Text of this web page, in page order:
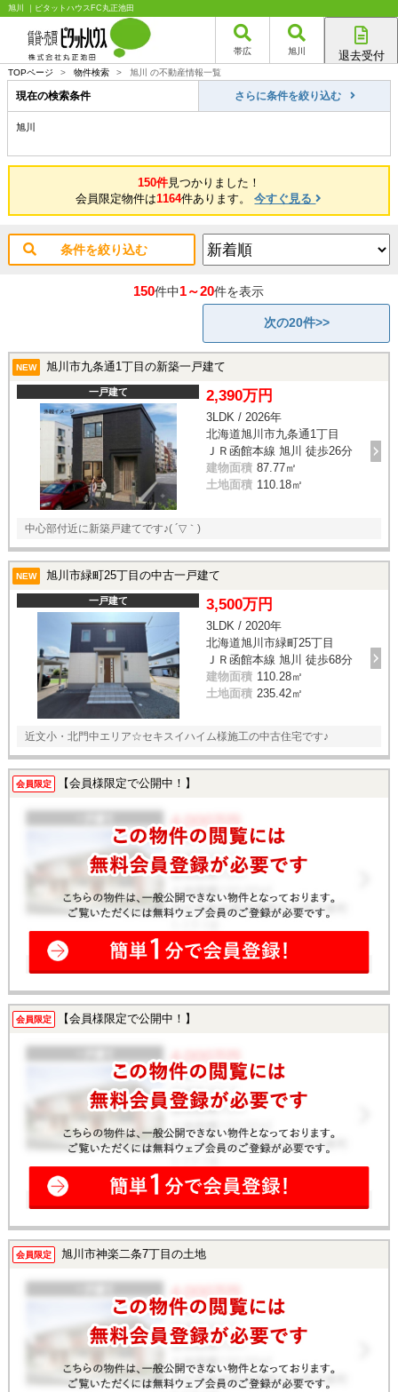
旭川 ｜ピタットハウスFC丸正池田
帯広 旭川 退去受付
旭川店
TOPページ > 物件検索 > 旭川 の不動産情報一覧
現在の検索条件 さらに条件を絞り込む
旭川
150件見つかりました！
会員限定物件は1164件あります。今すぐ見る
条件を絞り込む
150件中1～20件を表示
次の20件>>
NEW 旭川市九条通1丁目の新築一戸建て
一戸建て 2,390万円
3LDK / 2026年
北海道旭川市九条通1丁目
ＪＲ函館本線 旭川 徒歩26分
建物面積 87.77㎡
土地面積 110.18㎡
中心部付近に新築戸建てです♪( ´▽｀)
NEW 旭川市緑町25丁目の中古一戸建て
一戸建て 3,500万円
3LDK / 2020年
北海道旭川市緑町25丁目
ＪＲ函館本線 旭川 徒歩68分
建物面積 110.28㎡
土地面積 235.42㎡
近文小・北門中エリア☆セキスイハイム様施工の中古住宅です♪
会員限定 【会員様限定で公開中！】
会員限定 【会員様限定で公開中！】
会員限定 旭川市神楽二条7丁目の土地